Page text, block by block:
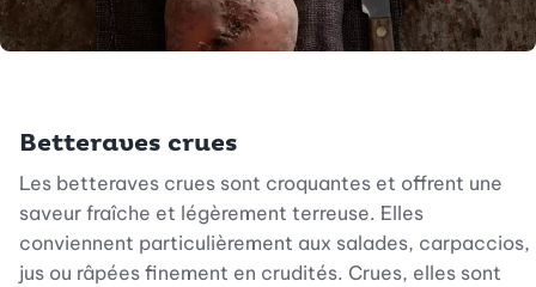
Betteraves crues
Les betteraves crues sont croquantes et offrent une
saveur fraîche et légèrement terreuse. Elles
conviennent particulièrement aux salades, carpaccios,
jus ou râpées finement en crudités. Crues, elles sont